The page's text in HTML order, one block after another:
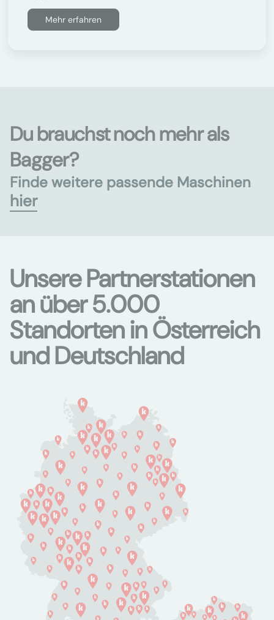
Mehr erfahren
Du brauchst noch mehr als
Bagger?
Finde weitere passende Maschinen
hier
Unsere Partnerstationen
an über 5.000
Standorten in Österreich
und Deutschland